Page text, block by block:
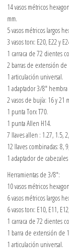
14 vasos métricos
mm.
5 vasos métricos largos
3 vasos torx: E20, E22 y
1 carraca de 72 dientes
2 barras de extensión de
1 articulación universal.
1 adaptador 3/8″
2 vasos de bujía: 16 y 21
1 punta Torx T70.
1 punta Allen H14.
7 llaves allen : 1.27, 1.5,
12 llaves combinadas: 8,
1 adaptador de
Herramientas de 3/8″:
10 vasos métricos
6 vasos métricos largos
6 vasos torx: E10, E11,
1 carraca de 72 dientes
1 barra de extensión de
1 articulación universal.